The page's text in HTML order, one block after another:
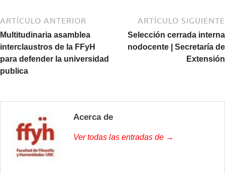
ARTÍCULO ANTERIOR
Multitudinaria asamblea
interclaustros de la FFyH
para defender la universidad
publica
ARTÍCULO SIGUIENTE
Selección cerrada interna
nodocente | Secretaría de
Extensión
Acerca de
Ver todas las entradas de →